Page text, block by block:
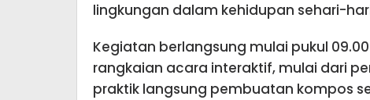
lingkungan dalam kehidupan sehari-
Kegiatan berlangsung mulai pukul
rangkaian acara interaktif, mulai dari
praktik langsung pembuatan kompos